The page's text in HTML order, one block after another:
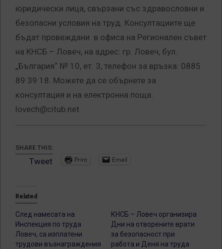
юридически лица, свързани със здравословни и
безопасни условия на труд. Консултациите ще
бъдат провеждани в офиса на Регионален съвет
на КНСБ – Ловеч, на адрес: гр. Ловеч, бул.
„България“ № 10, ет. 3, телефон за връзка: 0885
89 39 18. Можете да се обърнете за
консултация и на електронна поща:
lovech@citub.net
SHARE THIS:
Tweet Print Email
Related
След намесата на
Инспекция по труда
Ловеч, са изплатени
трудови възнаграждения
КНСБ – Ловеч организира
Дни на отворените врати
за безопасност при
работа и Деня на труда